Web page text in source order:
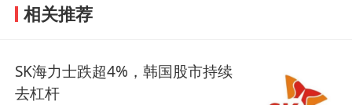
相关推荐
SK海力士跌超4%，韩国股市持续
去杠杆